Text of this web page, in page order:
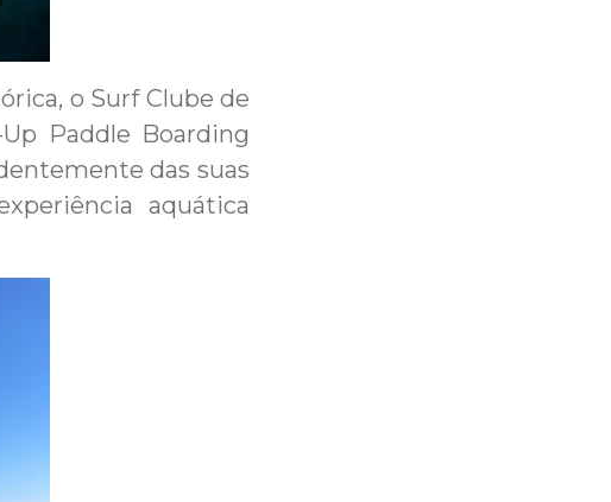
o Surf Clube de
Paddle Boarding
das suas
aquática